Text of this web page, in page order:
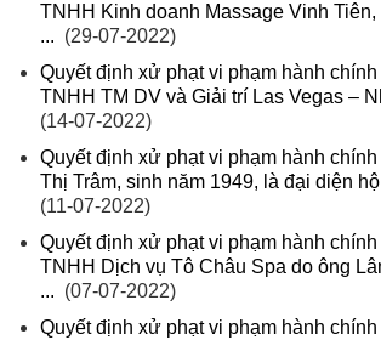
TNHH Kinh doanh Massage Vinh
... (29-07-2022)
Quyết định xử phạt vi phạm hành
TNHH TM DV và Giải trí Las Vegas –
(14-07-2022)
Quyết định xử phạt vi phạm hành
Thị Trâm, sinh năm 1949, là đại diện
(11-07-2022)
Quyết định xử phạt vi phạm hành
TNHH Dịch vụ Tô Châu Spa do ông
... (07-07-2022)
Quyết định xử phạt vi phạm hành